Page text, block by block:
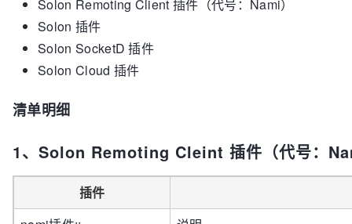
Solon Remoting Client 插件（代号：Nami）
Solon 插件
Solon SocketD 插件
Solon Cloud 插件
清单明细
1、Solon Remoting Cleint 插件（代号：
插件